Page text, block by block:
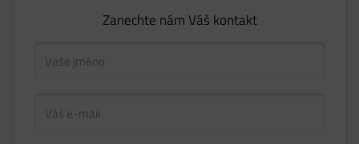
Zanechte nám Váš kontakt